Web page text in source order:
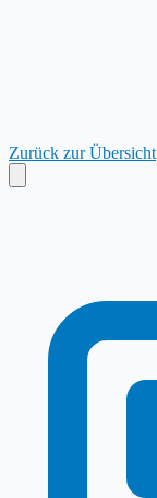
Zurück zur Übersicht